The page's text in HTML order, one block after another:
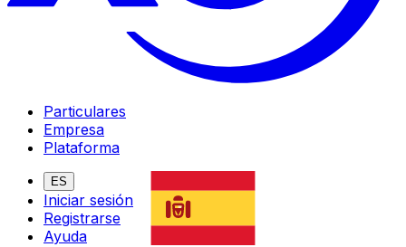
Particulares
Empresa
Plataforma
ES
Iniciar sesión
Registrarse
Ayuda